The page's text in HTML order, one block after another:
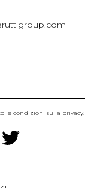
le condizioni sulla privacy.